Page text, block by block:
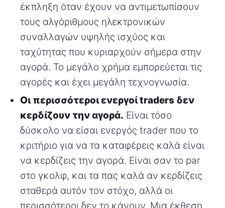
έκπληξη όταν έχουν να αντιμετωπίσουν
τους αλγόριθμους ηλεκτρονικών
συναλλαγών υψηλής ισχύος και
ταχύτητας που κυριαρχούν σήμερα στην
αγορά. Το μεγάλο χρήμα εμπορεύεται τις
αγορές και έχει μεγάλη τεχνογνωσία.
Οι περισσότεροι ενεργοί traders δεν
κερδίζουν την αγορά. Είναι τόσο
δύσκολο να είσαι ενεργός trader που το
κριτήριο για να τα καταφέρεις καλά είναι
να κερδίζεις την αγορά. Είναι σαν το par
στο γκολφ, και τα πας καλά αν κερδίζεις
σταθερά αυτόν τον στόχο, αλλά οι
περισσότεροι δεν το κάνουν. Μια έκθεση